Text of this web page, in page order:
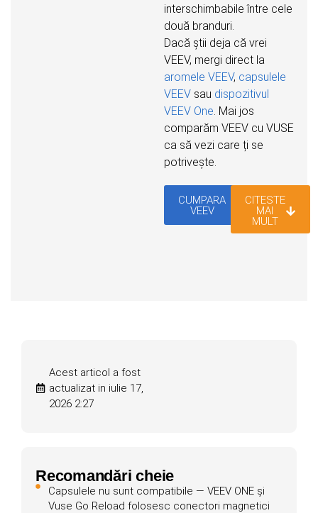
interschimbabile între cele
două branduri.
Dacă știi deja că vrei
VEEV, mergi direct la
aromele VEEV, capsulele
VEEV sau dispozitivul
VEEV One. Mai jos
comparăm VEEV cu VUSE
ca să vezi care ți se
potrivește.
CUMPARA
VEEV
CITESTE
MAI
MULT
Acest articol a fost
actualizat in iulie 17,
2026 2:27
Recomandări cheie
Capsulele nu sunt compatibile — VEEV ONE și
Vuse Go Reload folosesc conectori magnetici